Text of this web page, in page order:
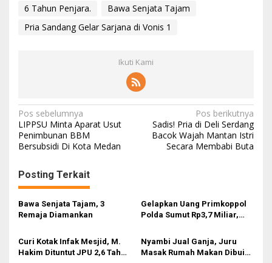
6 Tahun Penjara.
Bawa Senjata Tajam
Pria Sandang Gelar Sarjana di Vonis 1
Ikuti Kami
N
a
v
i
g
a
s
i
p
Pos sebelumnya
LIPPSU Minta Aparat Usut
Penimbunan BBM
Bersubsidi Di Kota Medan
Pos berikutnya
Sadis! Pria di Deli Serdang
Bacok Wajah Mantan Istri
Secara Membabi Buta
Posting Terkait
Bawa Senjata Tajam, 3
Remaja Diamankan
Gelapkan Uang Primkoppol
Polda Sumut Rp3,7 Miliar,
Penjara
Curi Kotak Infak Mesjid, M.
Hakim Dituntut JPU 2,6 Tahun
Nyambi Jual Ganja, Juru
Masak Rumah Makan Dibui